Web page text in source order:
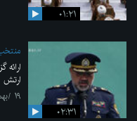
۰۱:۲۱
۰۲:۳۱
ارتش
۱۹ /بهمن/ ۱۴۰۰